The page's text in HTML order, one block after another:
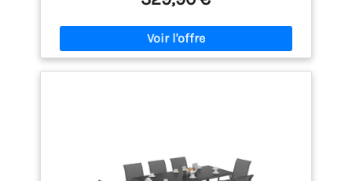
repas de famille sur la terrasse ou dans le jardin
PLATEAU EN COMPOSITE EFFET BOIS : Profitez de
l'aspect chaleureux du bois sans les contraintes de
l'entretien du bois naturel. Le plateau en plastique
PSPC ne se fissure pas, ne décolore pas et
pour un rangement compact de 55 x 90 x 104 cm.
Économisez votre espace précieux et gardez votre